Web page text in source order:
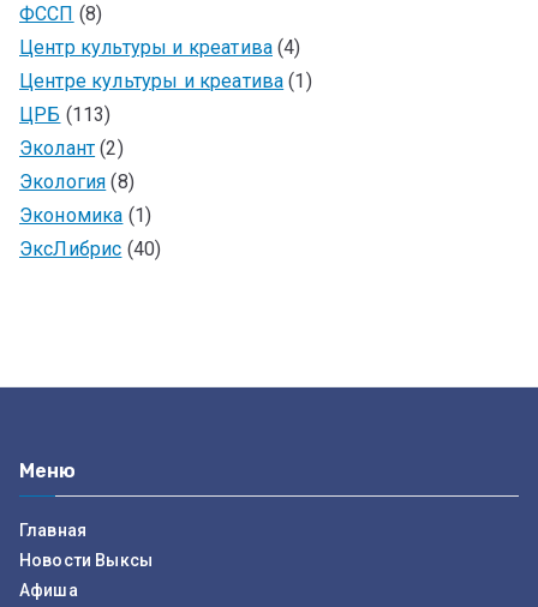
ФССП (8)
Центр культуры и креатива (4)
Центре культуры и креатива (1)
ЦРБ (113)
Эколант (2)
Экология (8)
Экономика (1)
ЭксЛибрис (40)
Меню
Главная
Новости Выксы
Афиша